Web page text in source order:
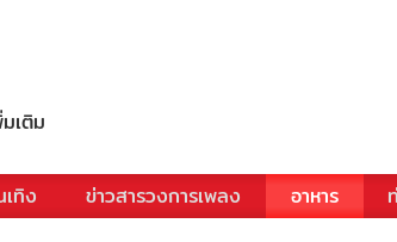
เติม
ทิง ข่าวสารวงการเพลง อาหาร